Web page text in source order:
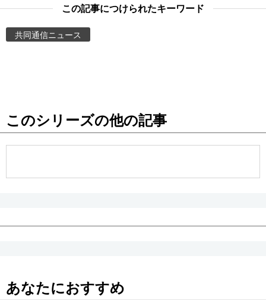
お知らせ
この記事につけられたキーワード
共同通信ニュース
このシリーズの他の記事
あなたにおすすめ